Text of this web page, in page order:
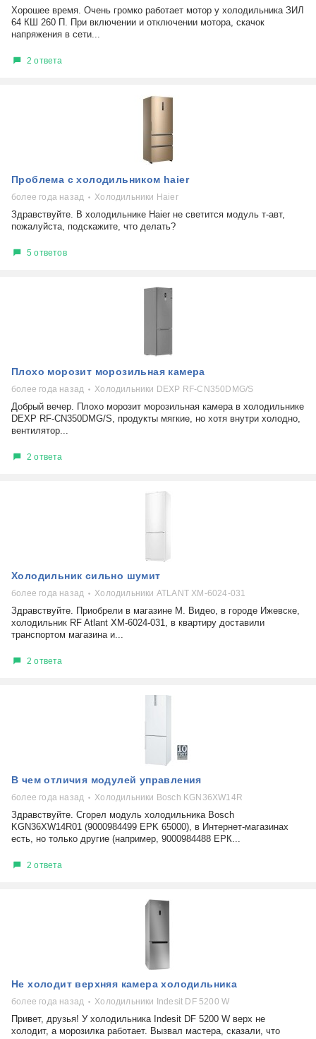
решение проблемы
Хорошее время. Очень громко работает мотор у холодильника ЗИЛ
64 КШ 260 П. При включении и отключении мотора, скачок
напряжения в сети...
2 ответа
Проблема с холодильником haier
более года назад Холодильники Haier
Здравствуйте. В холодильнике Haier не светится модуль т-авт,
пожалуйста, подскажите, что делать?
5 ответов
Плохо морозит морозильная камера
более года назад Холодильники DEXP RF-CN350DMG/S
Добрый вечер. Плохо морозит морозильная камера в холодильнике
DEXP RF-CN350DMG/S, продукты мягкие, но хотя внутри холодно,
вентилятор...
2 ответа
Холодильник сильно шумит
более года назад Холодильники ATLANT XM-6024-031
Здравствуйте. Приобрели в магазине М. Видео, в городе Ижевске,
холодильник RF Atlant XM-6024-031, в квартиру доставили
транспортом магазина и...
2 ответа
В чем отличия модулей управления
более года назад Холодильники Bosch KGN36XW14R
Здравствуйте. Сгорел модуль холодильника Bosch
KGN36XW14R01 (9000984499 EPK 65000), в Интернет-магазинах
есть, но только другие (например, 9000984488 ЕРК...
2 ответа
Не холодит верхняя камера холодильника
более года назад Холодильники Indesit DF 5200 W
Привет, друзья! У холодильника Indesit DF 5200 W верх не
холодит, а морозилка работает. Вызвал мастера, сказали, что